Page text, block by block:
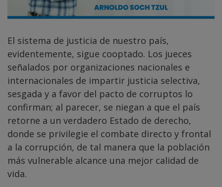
El sistema de justicia de nuestro país,
evidentemente, sigue cooptado. Los jueces
señalados por organizaciones nacionales e
internacionales de impartir justicia selectiva,
sesgada y a favor del pacto de corruptos lo
confirman; al parecer, se niegan a que el país
retorne a un verdadero Estado de derecho,
donde se privilegie el combate directo y frontal
a la corrupción, de tal manera que la población
más vulnerable alcance una mejor calidad de
vida.